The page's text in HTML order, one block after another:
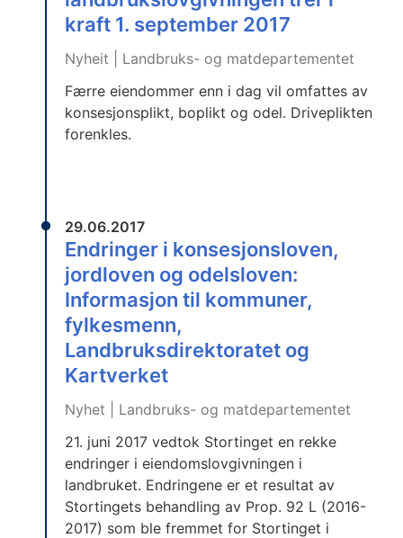
kraft 1. september 2017
Nyheit | Landbruks- og matdepartementet
Færre eiendommer enn i dag vil omfattes av
konsesjonsplikt, boplikt og odel. Driveplikten
forenkles.
29.06.2017
Endringer i konsesjonsloven,
jordloven og odelsloven:
Informasjon til kommuner,
fylkesmenn,
Landbruksdirektoratet og
Kartverket
Nyhet | Landbruks- og matdepartementet
21. juni 2017 vedtok Stortinget en rekke
endringer i eiendomslovgivningen i
landbruket. Endringene er et resultat av
Stortingets behandling av Prop. 92 L (2016-
2017) som ble fremmet for Stortinget i